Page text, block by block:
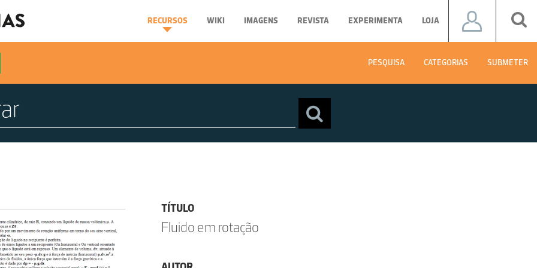
RECURSOS WIKI IMAGENS REVISTA EXPERIMENTA LOJA
PESQUISA CATEGORIAS SUBMETER
TÍTULO
Fluido em rotação